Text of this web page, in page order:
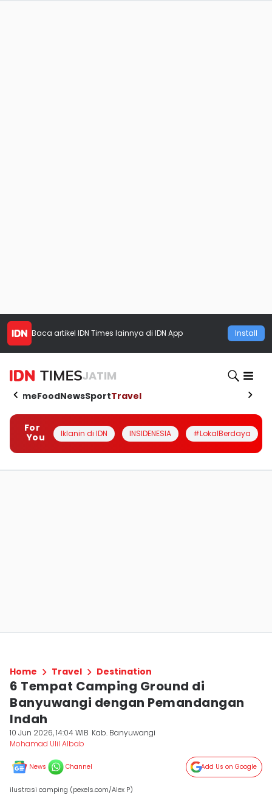
Baca artikel IDN Times lainnya di IDN App Install
JATIM
HomeFoodNewsSportTravel
For
You
Iklanin di IDN INSIDENESIA #LokalBerdaya
Home Travel Destination
6 Tempat Camping Ground di
Banyuwangi dengan Pemandangan
Indah
10 Jun 2026, 14:04 WIB Kab. Banyuwangi
Mohamad Ulil Albab
News Channel Add Us on Google
ilustrasi camping (pexels.com/Alex P)